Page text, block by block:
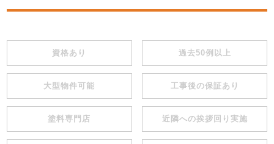
資格あり 過去50例以上
大型物件可能 工事後の保証あり
塗料専門店 近隣への挨拶回り実施